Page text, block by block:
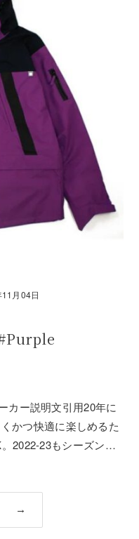
月04日
カー説明文引用20年に
かつ快適に楽しめるた
2022-23もシーズンソ